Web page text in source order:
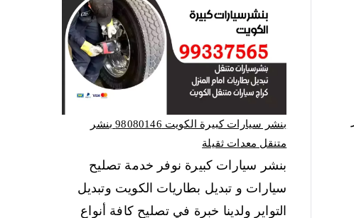
بنشر سيارات كبيرة الكويت 98080146‬ بنشر
متنقل معدات ثقيلة
بنشر سيارات كبيرة نوفر خدمة تصليح
سيارات و تبديل بطاريات الكويت وتبديل
التواير ولدينا خبرة في تصليح كافة أنواع